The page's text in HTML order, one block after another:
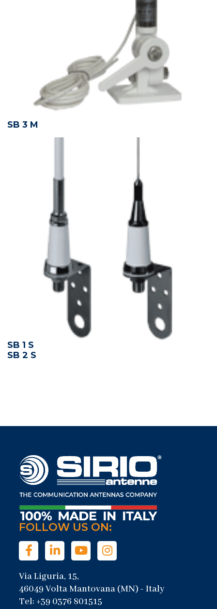
SB 3 M
SB 1 S
SB 2 S
FOLLOW US ON:
Via Liguria, 15,
46049 Volta Mantovana (MN) - Italy
Tel: +39 0376 801515